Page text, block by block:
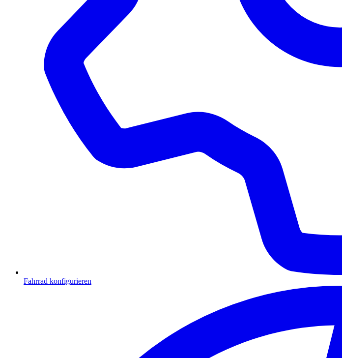
Fahrrad konfigurieren